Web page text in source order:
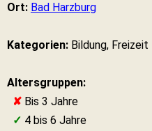
Ort: Bad Harzburg
Kategorien: Bildung, Freizeit
Altersgruppen:
✘ Bis 3 Jahre
✓ 4 bis 6 Jahre